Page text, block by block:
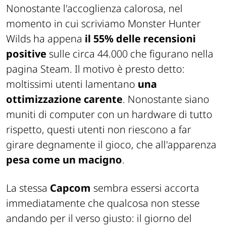
Nonostante l'accoglienza calorosa, nel
momento in cui scriviamo Monster Hunter
Wilds ha appena il 55% delle recensioni
positive sulle circa 44.000 che figurano nella
pagina Steam. Il motivo è presto detto:
moltissimi utenti lamentano una
ottimizzazione carente. Nonostante siano
muniti di computer con un hardware di tutto
rispetto, questi utenti non riescono a far
girare degnamente il gioco, che all'apparenza
pesa come un macigno.
La stessa Capcom sembra essersi accorta
immediatamente che qualcosa non stesse
andando per il verso giusto: il giorno del